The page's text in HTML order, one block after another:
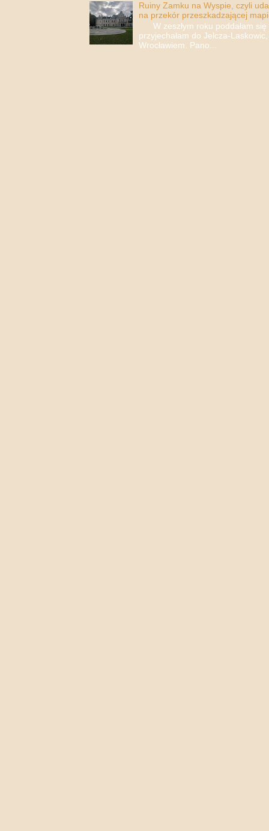
Ruiny Zamku na Wyspie, czyli
na przekór przeszkadzającej
W zeszłym roku poddałam się
przyjechałam do Jelcza-
Wrocławiem. Pano...